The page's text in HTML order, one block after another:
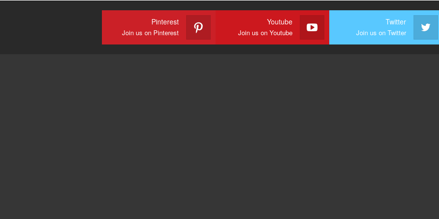
Twitter
Join us on Twitter
Youtube
Join us on Youtube
Pinterest
Join us on Pinterest